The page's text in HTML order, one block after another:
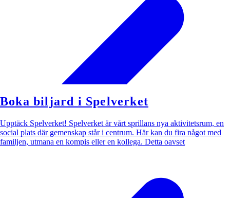
Boka biljard i Spelverket
Upptäck Spelverket! Spelverket är vårt sprillans nya aktivitetsrum, en
social plats där gemenskap står i centrum. Här kan du fira något med
familjen, utmana en kompis eller en kollega. Detta oavset